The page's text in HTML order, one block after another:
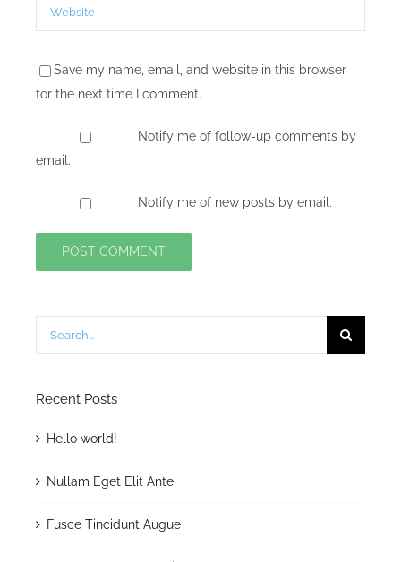
Save my name, email, and website in this browser
for the next time I comment.
Notify me of follow-up comments by
email.
Notify me of new posts by email.
for:
Recent Posts
Hello world!
Nullam Eget Elit Ante
Fusce Tincidunt Augue